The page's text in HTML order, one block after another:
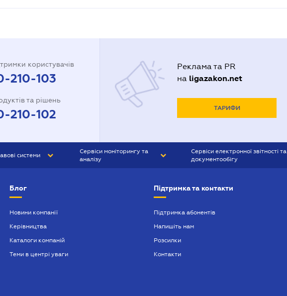
користувачів
210-103
та рішень
210-102
Реклама та PR
на ligazakon.net
ТАРИФИ
системи
Сервіси моніторингу та
аналізу
Сервіси електронної звітності та
документообігу
Блог
Новини компанії
Керівництва
Каталоги компаній
Теми в центрі уваги
Підтримка та контакти
Підтримка абонентів
Напишіть нам
Розсилки
Контакти